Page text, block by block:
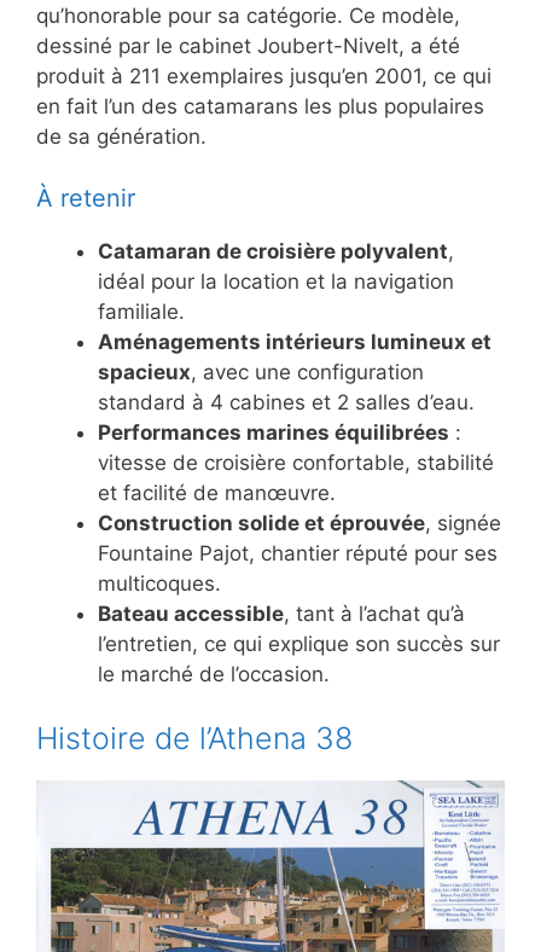
qu’honorable pour sa catégorie. Ce modèle,
dessiné par le cabinet Joubert-Nivelt, a été
produit à 211 exemplaires jusqu’en 2001, ce qui
en fait l’un des catamarans les plus populaires
de sa génération.
À retenir
Catamaran de croisière polyvalent,
idéal pour la location et la navigation
familiale.
Aménagements intérieurs lumineux et
spacieux, avec une configuration
standard à 4 cabines et 2 salles d’eau.
Performances marines équilibrées :
vitesse de croisière confortable, stabilité
et facilité de manœuvre.
Construction solide et éprouvée, signée
Fountaine Pajot, chantier réputé pour ses
multicoques.
Bateau accessible, tant à l’achat qu’à
l’entretien, ce qui explique son succès sur
le marché de l’occasion.
Histoire de l’Athena 38